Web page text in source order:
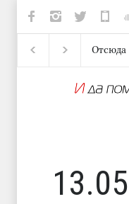
Отсюда